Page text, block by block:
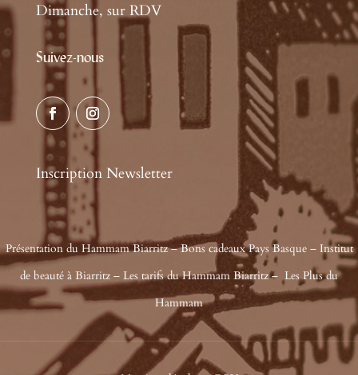
Dimanche, sur RDV
Suivez-nous
Inscription Newsletter
Présentation du Hammam Biarritz–Bons cadeaux Pays Basque– Institut
de beauté à Biarritz – Les tarifs du Hammam Biarritz– Les Plus du
Hammam